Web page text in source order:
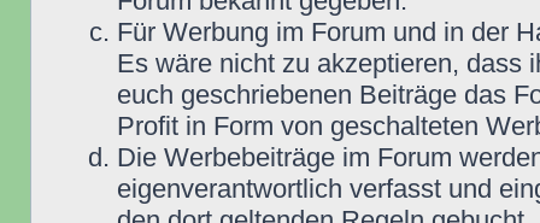
Für Werbung im Forum und in der
Es wäre nicht zu akzeptieren, dass
euch geschriebenen Beiträge das
Profit in Form von geschalteten
Die Werbebeiträge im Forum
eigenverantwortlich verfasst und